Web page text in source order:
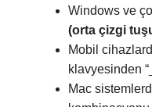
Windows ve
(orta çizgi
Mobil
klavyesinden
Mac